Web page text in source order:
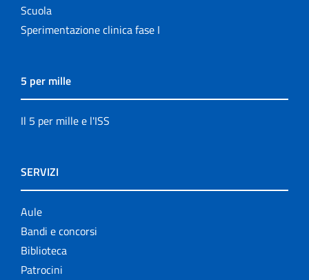
Scuola
Sperimentazione clinica fase I
5 per mille
Il 5 per mille e l'ISS
SERVIZI
Aule
Bandi e concorsi
Biblioteca
Patrocini